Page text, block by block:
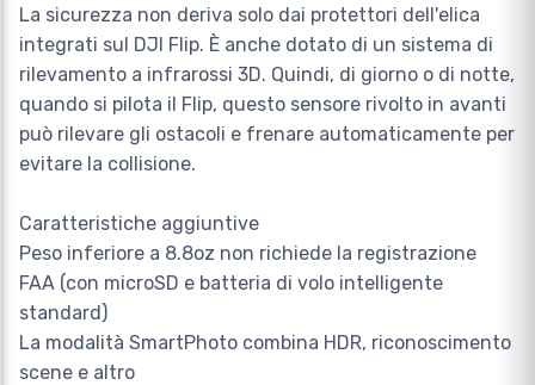
La sicurezza non deriva solo dai protettori dell'elica
integrati sul DJI Flip. È anche dotato di un sistema di
rilevamento a infrarossi 3D. Quindi, di giorno o di notte,
quando si pilota il Flip, questo sensore rivolto in avanti
può rilevare gli ostacoli e frenare automaticamente per
evitare la collisione.
Caratteristiche aggiuntive
Peso inferiore a 8.8oz non richiede la registrazione
FAA (con microSD e batteria di volo intelligente
standard)
La modalità SmartPhoto combina HDR, riconoscimento
scene e altro